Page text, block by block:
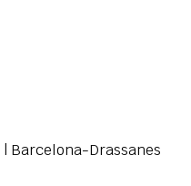
| Barcelona-Drassanes